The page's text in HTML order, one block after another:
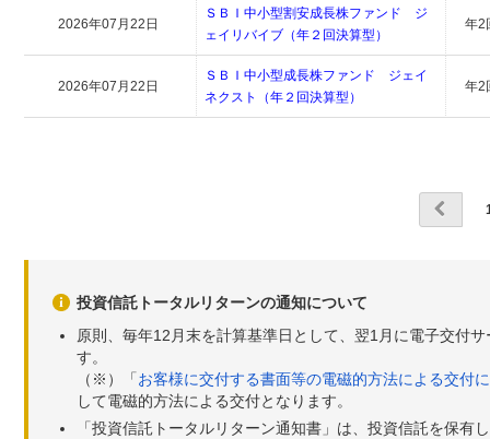
2026年07月22日
ＳＢＩ中小型割安成長株ファンド ジ
ェイリバイブ（年２回決算型）
年2
2026年07月22日
ＳＢＩ中小型成長株ファンド ジェイ
ネクスト（年２回決算型）
年2
投資信託トータルリターンの通知について
原則、毎年12月末を計算基準日として、翌1月に電子交付
す。
（※）「お客様に交付する書面等の電磁的方法による交付
して電磁的方法による交付となります。
「投資信託トータルリターン通知書」は、投資信託を保有